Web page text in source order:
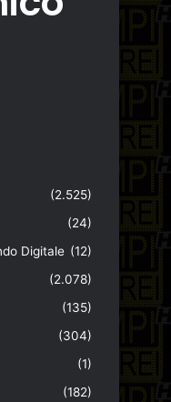
(2.525)
(24)
Digitale (12)
(2.078)
(135)
(304)
(1)
(182)